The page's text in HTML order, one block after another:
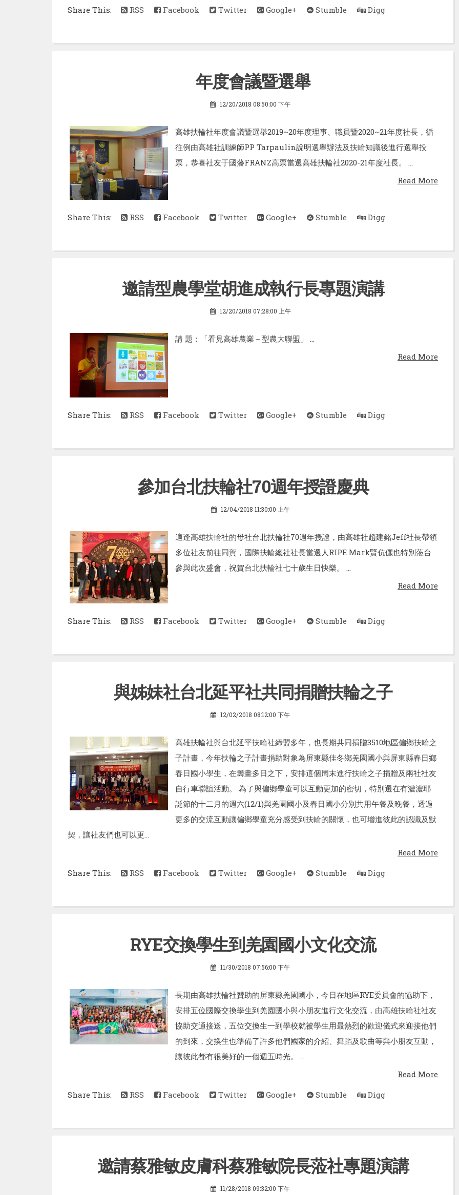
Share This:
RSS Facebook Twitter Google+ Stumble Digg
年度會議暨選舉
12/20/2018 08:50:00 下午
高雄扶輪社年度會議暨選舉2019~20年度理事、職員暨2020~21年度社長，循
往例由高雄社訓練師PP Tarpaulin說明選舉辦法及扶輪知識後進行選舉投
票，恭喜社友于國藩FRANZ高票當選高雄扶輪社2020-21年度社長。 ...
Read More
Share This: RSS Facebook Twitter Google+ Stumble Digg
邀請型農學堂胡進成執行長專題演講
12/20/2018 07:28:00 上午
講 題：「看見高雄農業－型農大聯盟」 ...
Read More
Share This: RSS Facebook Twitter Google+ Stumble Digg
參加台北扶輪社70週年授證慶典
12/04/2018 11:30:00 上午
適逢高雄扶輪社的母社台北扶輪社70週年授證，由高雄社趙建銘Jeff社長帶領
多位社友前往同賀，國際扶輪總社社長當選人RIPE Mark賢伉儷也特別蒞台
參與此次盛會，祝賀台北扶輪社七十歲生日快樂。 ...
Read More
Share This: RSS Facebook Twitter Google+ Stumble Digg
與姊妹社台北延平社共同捐贈扶輪之子
12/02/2018 08:12:00 下午
高雄扶輪社與台北延平扶輪社締盟多年，也長期共同捐贈3510地區偏鄉扶輪之
子計畫，今年扶輪之子計畫捐助對象為屏東縣佳冬鄉羌園國小與屏東縣春日鄉
春日國小學生，在籌畫多日之下，安排這個周末進行扶輪之子捐贈及兩社社友
自行車聯誼活動。 為了與偏鄉學童可以互動更加的密切，特別選在有濃濃耶
誕節的十二月的週六(12/1)與羌園國小及春日國小分別共用午餐及晚餐，透過
更多的交流互動讓偏鄉學童充分感受到扶輪的關懷，也可增進彼此的認識及默
契，讓社友們也可以更...
Read More
Share This:
RSS Facebook Twitter Google+ Stumble Digg
RYE交換學生到羌園國小文化交流
11/30/2018 07:56:00 下午
長期由高雄扶輪社贊助的屏東縣羌園國小，今日在地區RYE委員會的協助下，
安排五位國際交換學生到羌園國小與小朋友進行文化交流，由高雄扶輪社社友
協助交通接送，五位交換生一到學校就被學生用最熱烈的歡迎儀式來迎接他們
的到來，交換生也準備了許多他們國家的介紹、舞蹈及歌曲等與小朋友互動，
讓彼此都有很美好的一個週五時光。 ...
Read More
Share This:
RSS Facebook Twitter Google+ Stumble Digg
邀請蔡雅敏皮膚科蔡雅敏院長蒞社專題演講
11/28/2018 09:32:00 下午